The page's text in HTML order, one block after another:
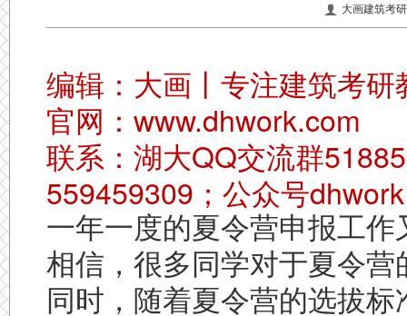
大画建筑考研
编辑：大画丨专注建筑考
官网：www.dhwork.com
联系：湖大QQ交流群
559459309；公众号dhwork
一年一度的夏令营申报工作
相信，很多同学对于夏令
同时，随着夏令营的选拔